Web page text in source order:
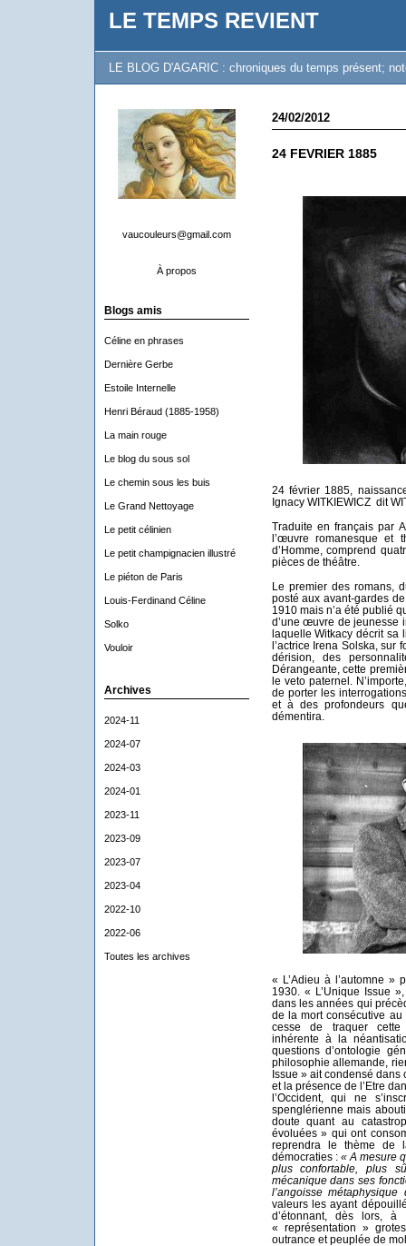
LE TEMPS REVIENT
LE BLOG D'AGARIC : chroniques du temps présent;
vaucouleurs@gmail.com
À propos
Blogs amis
Céline en phrases
Dernière Gerbe
Estoile Internelle
Henri Béraud (1885-1958)
La main rouge
Le blog du sous sol
Le chemin sous les buis
Le Grand Nettoyage
Le petit célinien
Le petit champignacien illustré
Le piéton de Paris
Louis-Ferdinand Céline
Solko
Vouloir
Archives
2024-11
2024-07
2024-03
2024-01
2023-11
2023-09
2023-07
2023-04
2022-10
2022-06
Toutes les archives
24/02/2012
24 FEVRIER 1885
24 février 1885,
Ignacy WITKIEWICZ dit
Traduite en français par
l’œuvre romanesque et
d’Homme, comprend
pièces de théâtre.
Le premier des romans,
posté aux avant-gardes
1910 mais n’a été publié
d’une œuvre de jeunesse
laquelle Witkacy décrit
l’actrice Irena Solska, sur
dérision, des
Dérangeante, cette
le veto paternel.
de porter les
et à des profondeurs
démentira.
« L’Adieu à l’automne »
1930. « L’Unique Issue
dans les années qui
de la mort consécutive au
cesse de traquer cette
inhérente à la
questions d’ontologie
philosophie allemande,
Issue » ait condensé
et la présence de l’Etre
l’Occident, qui ne
spenglérienne mais
doute quant au
évoluées » qui ont
reprendra le thème de
démocraties : « A mesure
plus confortable, plus
mécanique dans ses
l’angoisse
valeurs les ayant
d’étonnant, dès lors,
« représentation »
outrance et peuplée de